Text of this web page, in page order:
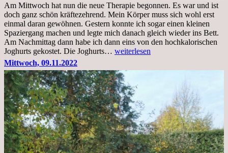
Am Mittwoch hat nun die neue Therapie begonnen. Es war und ist
doch ganz schön kräftezehrend. Mein Körper muss sich wohl erst
einmal daran gewöhnen. Gestern konnte ich sogar einen kleinen
Spaziergang machen und legte mich danach gleich wieder ins Bett.
Am Nachmittag dann habe ich dann eins von den hochkalorischen
Joghurts gekostet. Die Joghurts… Freitag,
Therapie
Beginn
gut
überstanden
weiterlesen
Mittwoch, 09.11.2022